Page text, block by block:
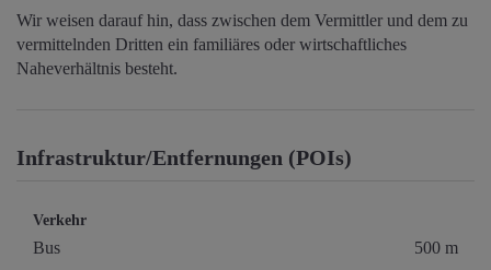
Wir weisen darauf hin, dass zwischen dem Vermittler und dem zu
vermittelnden Dritten ein familiäres oder wirtschaftliches
Naheverhältnis besteht.
Infrastruktur/Entfernungen (POIs)
Verkehr
Bus
500 m